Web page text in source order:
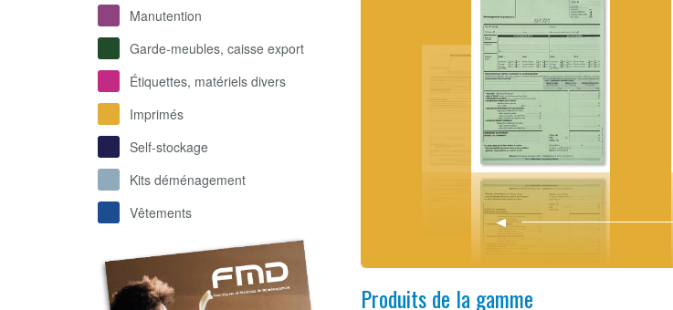
Manutention
Garde-meubles, caisse export
Étiquettes, matériels divers
Imprimés
Self-stockage
Kits déménagement
Vêtements
Produits de la gamme